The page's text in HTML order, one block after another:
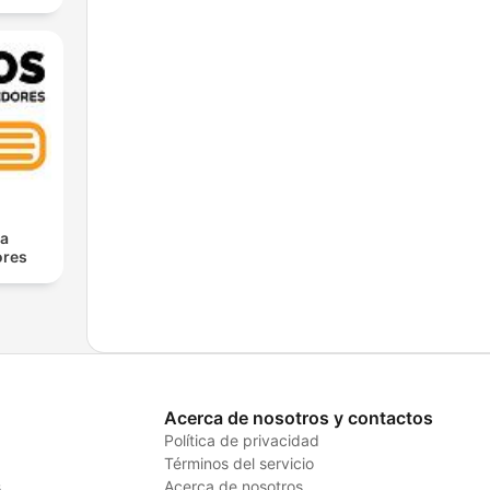
Acerca de nosotros y contactos
Política de privacidad
Términos del servicio
Acerca de nosotros